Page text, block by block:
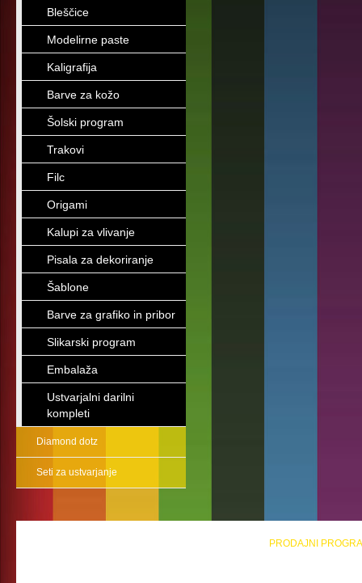
Bleščice
Modelirne paste
Kaligrafija
Barve za kožo
Šolski program
Trakovi
Filc
Origami
Kalupi za vlivanje
Pisala za dekoriranje
Šablone
Barve za grafiko in pribor
Slikarski program
Embalaža
Ustvarjalni darilni
kompleti
Diamond dotz
Seti za ustvarjanje
PRODAJNI